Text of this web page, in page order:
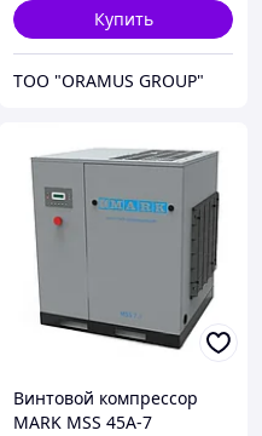
Купить
ТОО "ORAMUS GROUP"
Винтовой компрессор
MARK MSS 45A-7